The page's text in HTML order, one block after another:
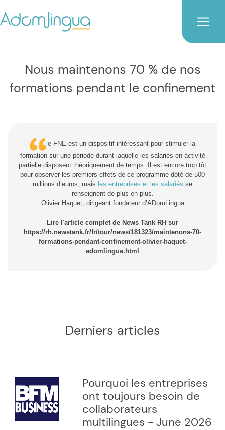
Nous maintenons 70 % de nos
formations pendant le confinement
le FNE est un dispositif intéressant pour stimuler la
formation sur une période durant laquelle les salariés en activité
partielle disposent théoriquement de temps. Il est encore trop tôt
pour observer les premiers effets de ce programme doté de 500
millions d’euros, mais les entreprises et les salariés se
renseignent de plus en plus.
Olivier Haquet, dirigeant fondateur d’ADomLingua
Lire l'article complet de News Tank RH sur
https://rh.newstank.fr/fr/tour/news/181323/maintenons-70-
formations-pendant-confinement-olivier-haquet-
adomlingua.html
Derniers articles
Pourquoi les entreprises
ont toujours besoin de
collaborateurs
multilingues - June 2026